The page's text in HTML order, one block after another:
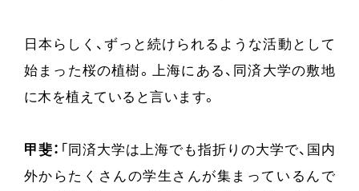
日本らしく、ずっと続けられるような活動として
始まった桜の植樹。上海にある、同済大学の敷地
に木を植えていると言います。
甲斐： 「同済大学は上海でも指折りの大学で、国内
外からたくさんの学生さんが集まっているんで